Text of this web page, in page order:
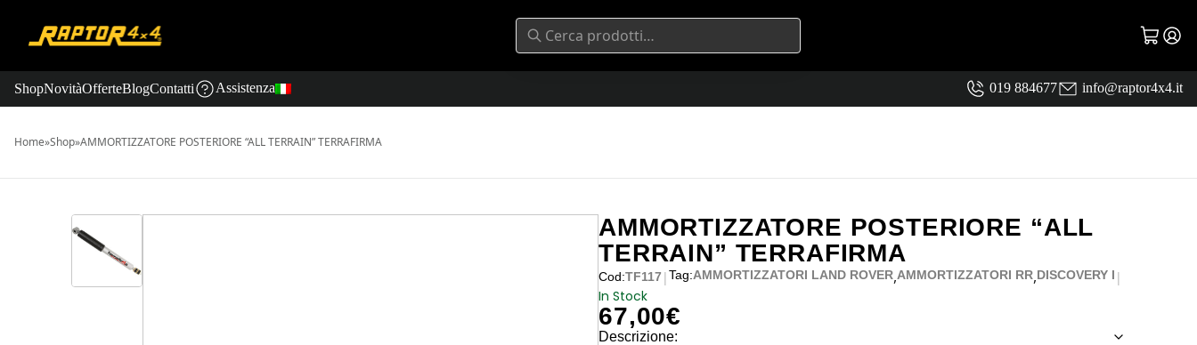
ShopNovitàOfferteBlogContatti Assistenza 019 884677 info@raptor4x4.it
Home»Shop»AMMORTIZZATORE POSTERIORE “ALL TERRAIN” TERRAFIRMA
AMMORTIZZATORE POSTERIORE “ALL
TERRAIN” TERRAFIRMA
Cod:TF117 |Tag:AMMORTIZZATORI LAND ROVER,AMMORTIZZATORI RR,DISCOVERY I |
In Stock
67,00€
Descrizione: